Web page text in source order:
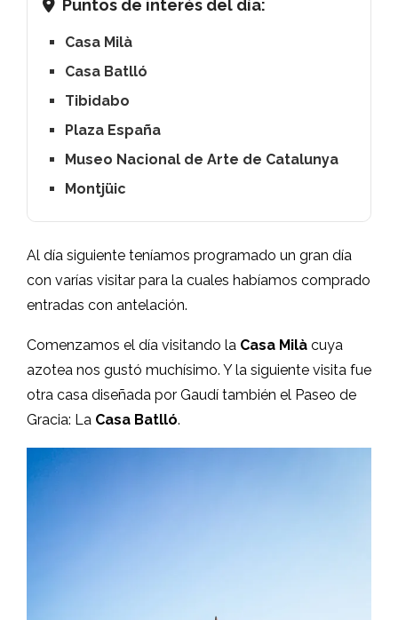
Puntos de interés del día:
Casa Milà
Casa Batlló
Tibidabo
Plaza España
Museo Nacional de Arte de Catalunya
Montjüic
Al día siguiente teníamos programado un gran día
con varías visitar para la cuales habíamos comprado
entradas con antelación.
Comenzamos el día visitando la Casa Milà cuya
azotea nos gustó muchísimo. Y la siguiente visita fue
otra casa diseñada por Gaudí también el Paseo de
Gracia: La Casa Batlló.